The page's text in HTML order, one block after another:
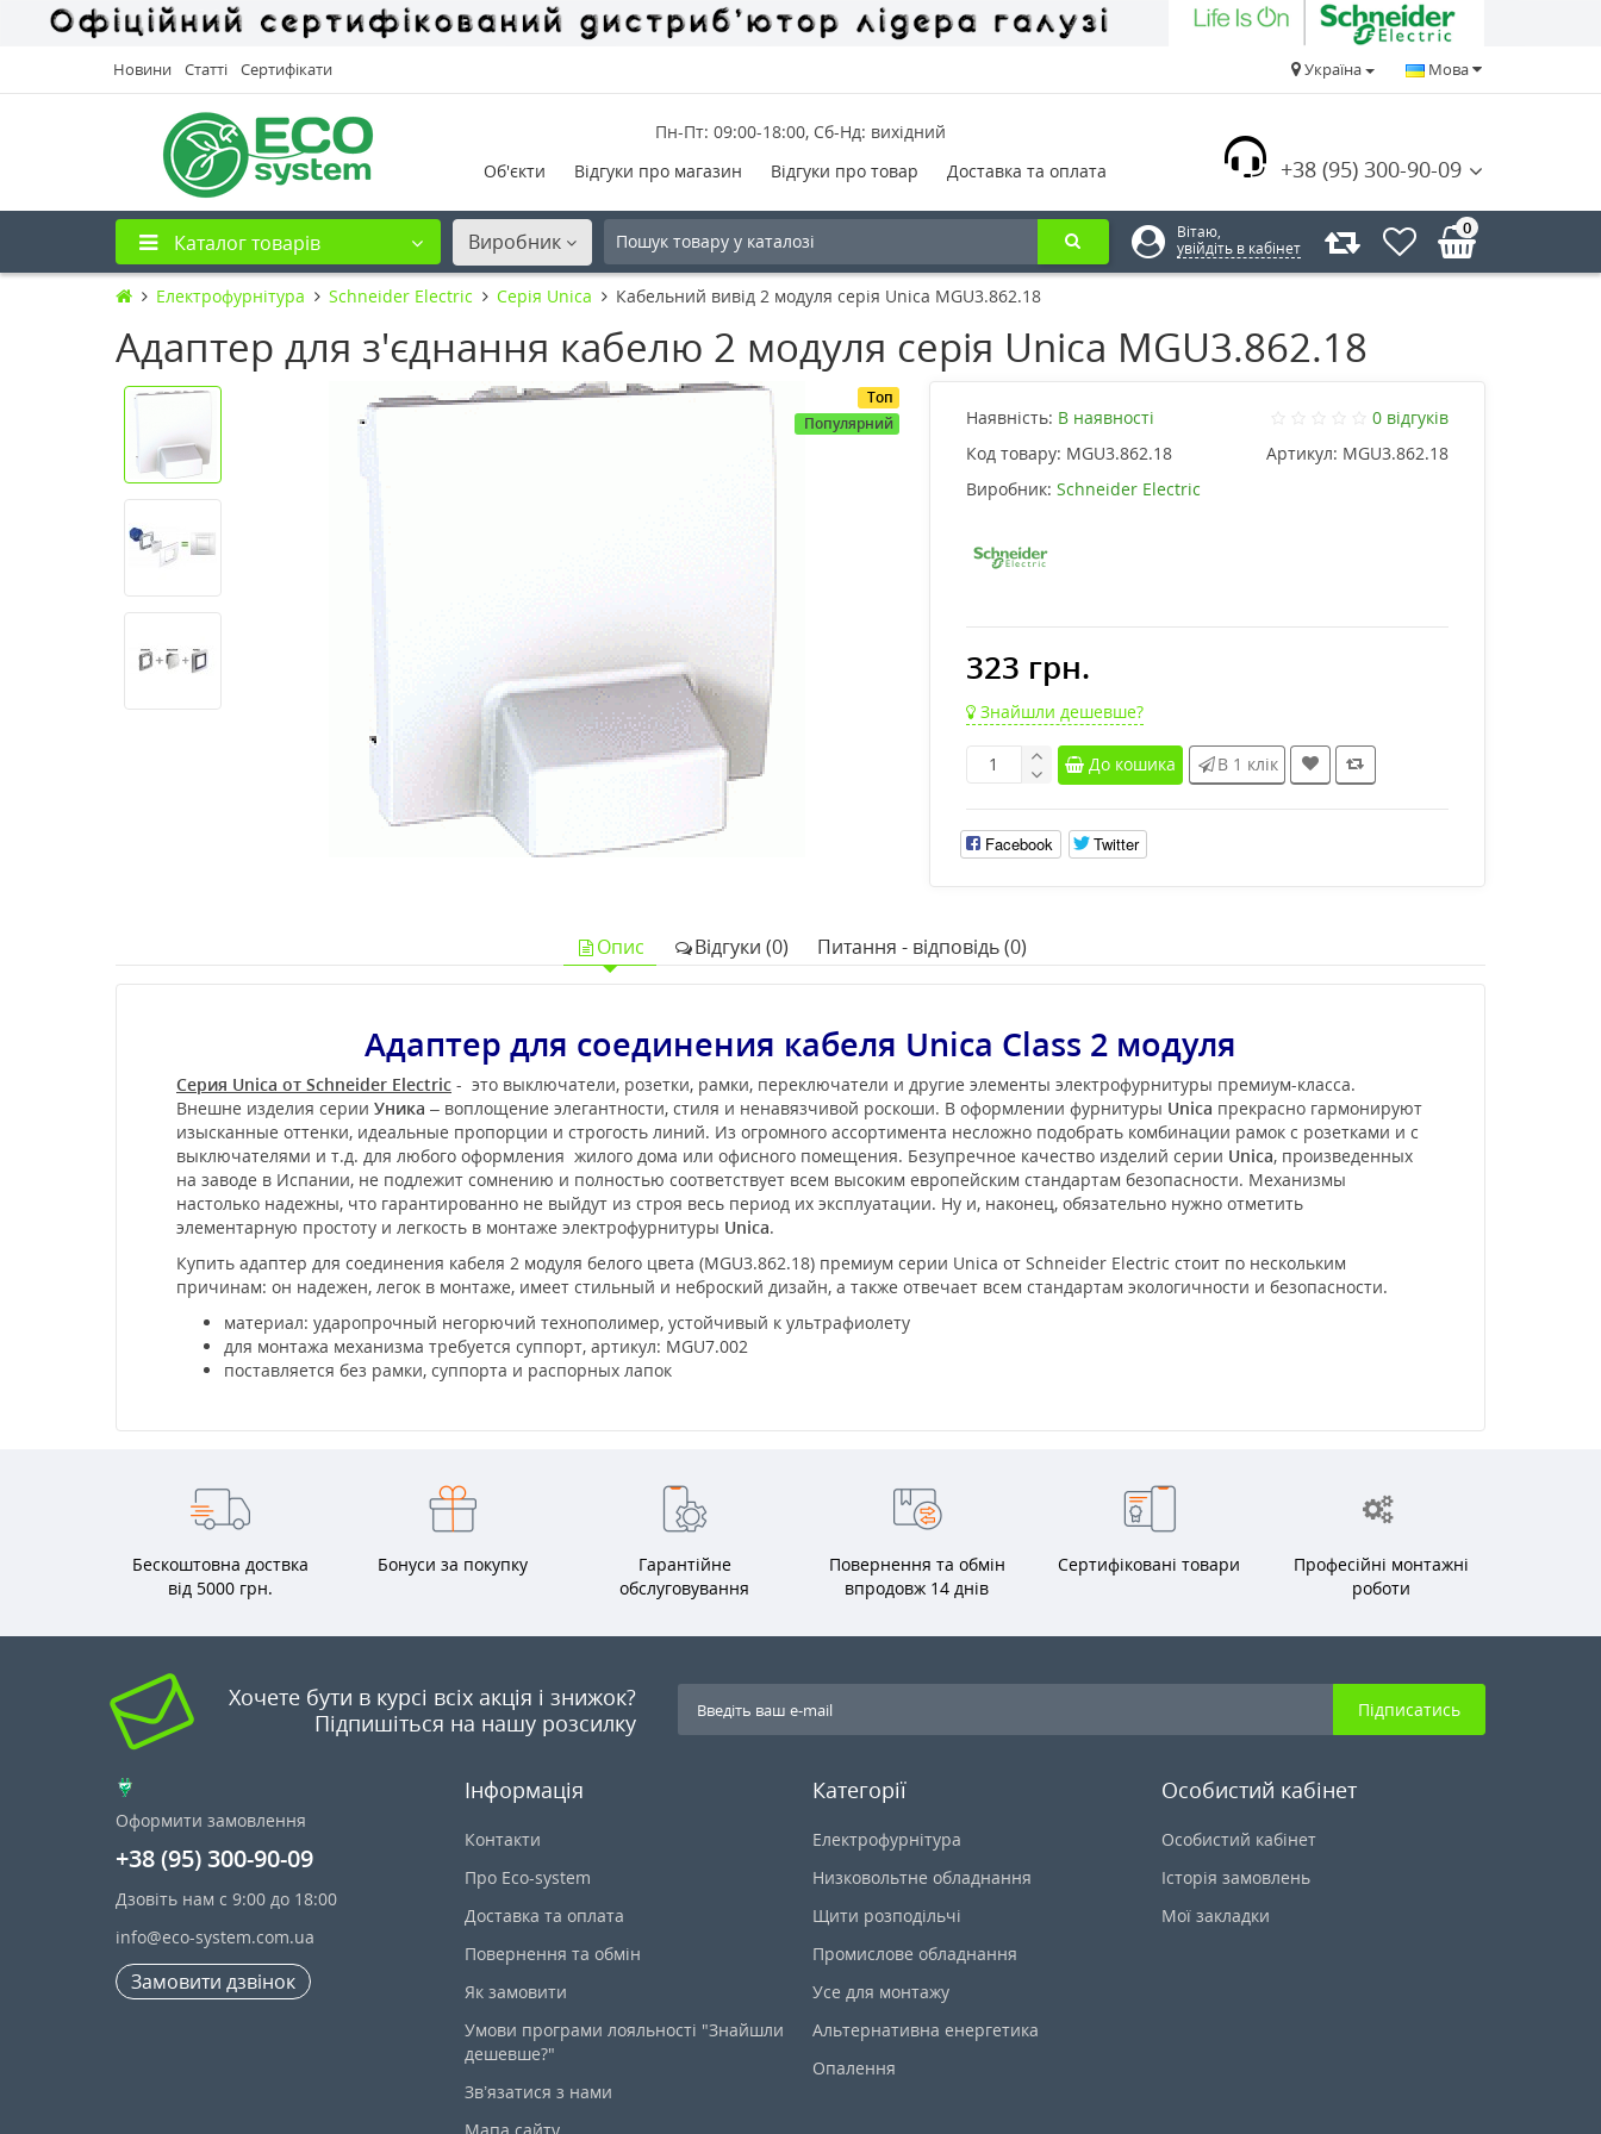
Новини Статті Сертифікати Мова
Україна
+38 (95) 300-90-09
Пн-Пт: 09:00-18:00, Сб-Нд: вихідний
Об'єкти
Відгуки про магазин Відгуки про товар Доставка та оплата
Каталог товарів Виробник
Вітаю,
увійдіть в кабінет
0
Електрофурнітура Schneider Electric Cерія Unica Кабельний вивід 2 модуля серія Unica MGU3.862.18
Адаптер для з'єднання кабелю 2 модуля серія Unica MGU3.862.18
Топ
Популярний
Наявність: В наявності
0 відгуків
Код товару: MGU3.862.18 Артикул: MGU3.862.18
Виробник: Schneider Electric
323 грн.
Знайшли дешевше?
До кошика В 1 клік
Facebook Twitter
Опис Відгуки (0) Питання - відповідь (0)
Адаптер для соединения кабеля Unica Class 2 модуля
Серия Unica от Schneider Electric - это выключатели, розетки, рамки, переключатели и другие элементы электрофурнитуры премиум-класса.
Внешне изделия серии Уника – воплощение элегантности, стиля и ненавязчивой роскоши. В оформлении фурнитуры Unica прекрасно гармонируют
изысканные оттенки, идеальные пропорции и строгость линий. Из огромного ассортимента несложно подобрать комбинации рамок с розетками и с
выключателями и т.д. для любого оформления жилого дома или офисного помещения. Безупречное качество изделий серии Unica, произведенных
на заводе в Испании, не подлежит сомнению и полностью соответствует всем высоким европейским стандартам безопасности. Механизмы
настолько надежны, что гарантированно не выйдут из строя весь период их эксплуатации. Ну и, наконец, обязательно нужно отметить
элементарную простоту и легкость в монтаже электрофурнитуры Unica.
Купить адаптер для соединения кабеля 2 модуля белого цвета (MGU3.862.18) премиум серии Unica от Schneider Electric стоит по нескольким
причинам: он надежен, легок в монтаже, имеет стильный и неброский дизайн, а также отвечает всем стандартам экологичности и безопасности.
материал: ударопрочный негорючий технополимер, устойчивый к ультрафиолету
для монтажа механизма требуется суппорт, артикул: MGU7.002
поставляется без рамки, суппорта и распорных лапок
Бескоштовна доствка
від 5000 грн.
Бонуси за покупку
Гарантійне
обслуговування
Повернення та обмін
впродовж 14 днів
Сертифіковані товари
Професійні монтажні
роботи
Хочете бути в курсі всіх акція і знижок?
Підпишіться на нашу розсилку
Підписатись
Оформити замовлення
+38 (95) 300-90-09
Дзовіть нам с 9:00 до 18:00
info@eco-system.com.ua
Замовити дзвінок
Інформація
Контакти
Про Eco-system
Доставка та оплата
Повернення та обмін
Як замовити
Умови програми лояльності "Знайшли
дешевше?"
Зв’язатися з нами
Мапа сайту
Категорії
Електрофурнітура
Низковольтне обладнання
Щити розподільчі
Промислове обладнання
Усе для монтажу
Альтернативна енергетика
Опалення
Особистий кабінет
Особистий кабінет
Історія замовлень
Мої закладки